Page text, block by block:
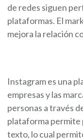
de redes siguen
plataformas. El
mejora la relación
Instagram es una
empresas y las
personas a través
plataforma permite
texto, lo cual